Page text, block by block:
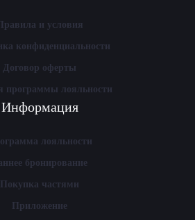
Правила и условия
конфиденциальности
Договор оферты
программы лояльности
Информация
лояльности
бронирование
Покупка частями
Приложение